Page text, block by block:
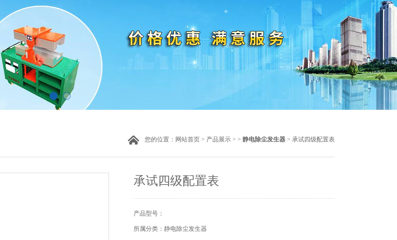
您的位置： 网站首页 > 产品展示 > > 静电除尘发生器 > 承试四级配置表
承试四级配置表
产品型号：
所属分类：静电除尘发生器